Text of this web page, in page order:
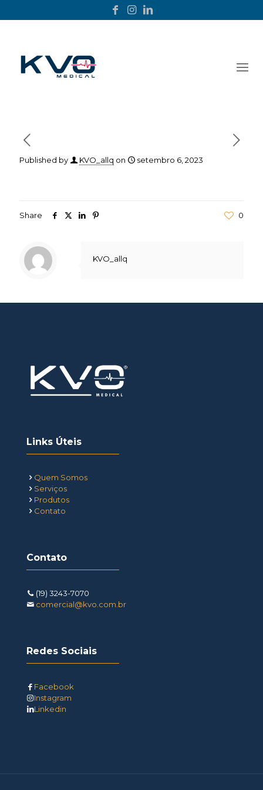
Published by KVO_allq on setembro 6, 2023
Share 0
KVO_allq
Links Úteis
Quem Somos
Serviços
Produtos
Contato
Contato
(19) 3243-7070
comercial@kvo.com.br
Redes Sociais
Facebook
Instagram
Linkedin